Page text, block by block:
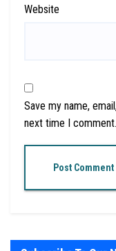
Website
Save my name,
next time I comment.